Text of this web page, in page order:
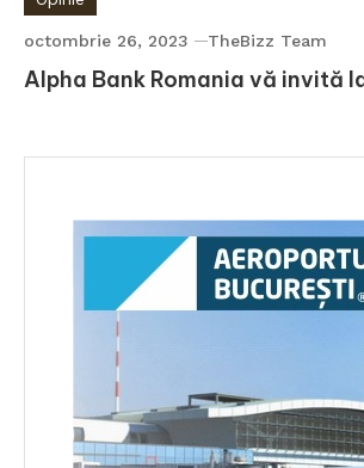
octombrie 26, 2023 TheBizz Team
Alpha Bank Romania vă invită